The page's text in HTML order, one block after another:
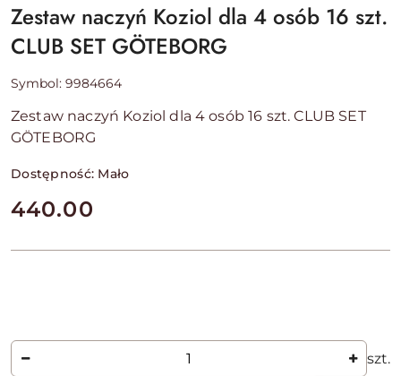
Zestaw naczyń Koziol dla 4 osób 16 szt.
CLUB SET GÖTEBORG
Symbol: 9984664
Zestaw naczyń Koziol dla 4 osób 16 szt. CLUB SET
GÖTEBORG
Dostępność: Mało
cena:
440.00
Ilość szt.